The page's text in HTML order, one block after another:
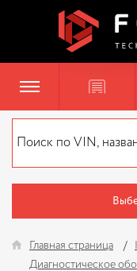
Главная страница
Диагностическое